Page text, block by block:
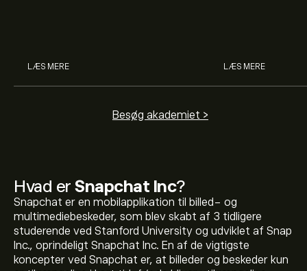
Hvad er Snapchat Inc?
Snapchat er en mobilapplikation til billed- og
multimediebeskeder, som blev skabt af 3 tidligere
studerende ved Stanford University og udviklet af Snap
Inc., oprindeligt Snapchat Inc. En af de vigtigste
koncepter ved Snapchat er, at billeder og beskeder kun
LÆS MERE LÆS MERE
Besøg akademiet >